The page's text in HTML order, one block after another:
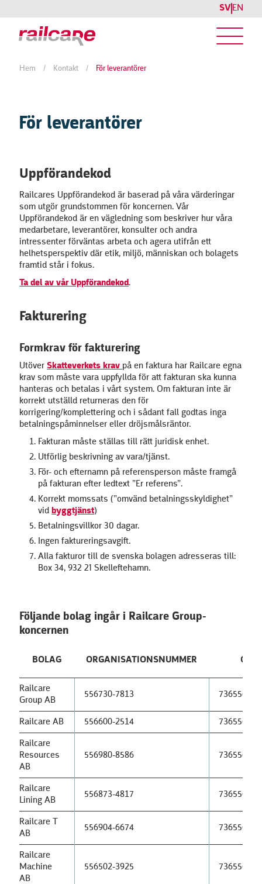
SV EN
Hem / Kontakt / För leverantörer
För leverantörer
Uppförandekod
Railcares Uppförandekod är baserad på våra värderingar
som utgör grundstommen för koncernen. Vår
Uppförandekod är en vägledning som beskriver hur våra
medarbetare, leverantörer, konsulter och andra
intressenter förväntas arbeta och agera utifrån ett
helhetsperspektiv där etik, miljö, människan och bolagets
framtid står i fokus.
Ta del av vår Uppförandekod.
Fakturering
Formkrav för fakturering
UtöverSkatteverkets krav på en faktura har Railcare egna
krav som måste vara uppfyllda för att fakturan ska kunna
hanteras och betalas i vårt system. Om fakturan inte är
korrekt utställd returneras den för
korrigering/komplettering och i sådant fall godtas inga
betalningspåminnelser eller dröjsmålsräntor.
Fakturan måste ställas till rätt juridisk enhet.
Utförlig beskrivning av vara/tjänst.
För- och efternamn på referensperson måste framgå
på fakturan efter ledtext ”Er referens”.
Korrekt momssats (”omvänd betalningsskyldighet”
vid byggtjänst)
Betalningsvillkor 30 dagar.
Ingen faktureringsavgift.
Alla fakturor till de svenska bolagen adresseras till:
Box 34, 932 21 Skelleftehamn.
Följande bolag ingår i Railcare Group-
koncernen
BOLAG ORGANISATIONSNUMMER GLN
Railcare
Group AB
556730-7813
Railcare AB 556600-2514
Railcare
Resources
AB
556980-8586
Railcare
Lining AB
556873-4817
Railcare T
AB
556904-6674
Railcare
Machine
AB
556502-3925